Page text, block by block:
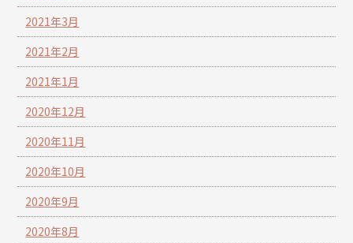
2021年3月
2021年2月
2021年1月
2020年12月
2020年11月
2020年10月
2020年9月
2020年8月